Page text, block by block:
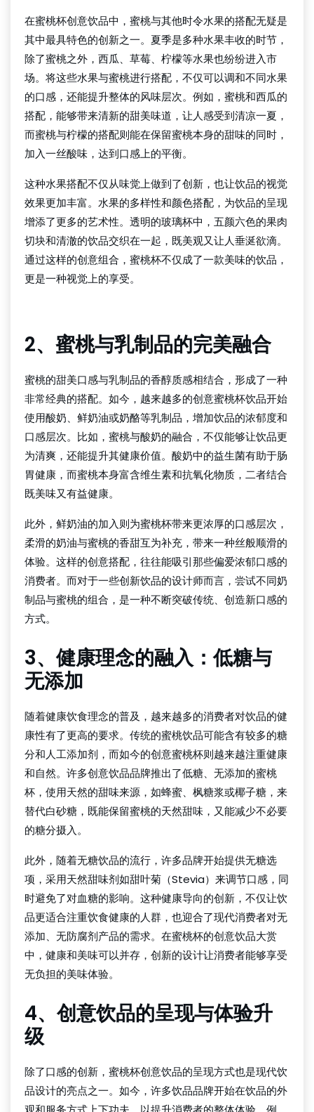
在蜜桃杯创意饮品中，蜜桃与其他时令水果的搭配无疑是
其中最具特色的创新之一。夏季是多种水果丰收的时节，
除了蜜桃之外，西瓜、草莓、柠檬等水果也纷纷进入市
场。将这些水果与蜜桃进行搭配，不仅可以调和不同水果
的口感，还能提升整体的风味层次。例如，蜜桃和西瓜的
搭配，能够带来清新的甜美味道，让人感受到清凉一夏，
而蜜桃与柠檬的搭配则能在保留蜜桃本身的甜味的同时，
加入一丝酸味，达到口感上的平衡。
这种水果搭配不仅从味觉上做到了创新，也让饮品的视觉
效果更加丰富。水果的多样性和颜色搭配，为饮品的呈现
增添了更多的艺术性。透明的玻璃杯中，五颜六色的果肉
切块和清澈的饮品交织在一起，既美观又让人垂涎欲滴。
通过这样的创意组合，蜜桃杯不仅成了一款美味的饮品，
更是一种视觉上的享受。
2、蜜桃与乳制品的完美融合
蜜桃的甜美口感与乳制品的香醇质感相结合，形成了一种
非常经典的搭配。如今，越来越多的创意蜜桃杯饮品开始
使用酸奶、鲜奶油或奶酪等乳制品，增加饮品的浓郁度和
口感层次。比如，蜜桃与酸奶的融合，不仅能够让饮品更
为清爽，还能提升其健康价值。酸奶中的益生菌有助于肠
胃健康，而蜜桃本身富含维生素和抗氧化物质，二者结合
既美味又有益健康。
此外，鲜奶油的加入则为蜜桃杯带来更浓厚的口感层次，
柔滑的奶油与蜜桃的香甜互为补充，带来一种丝般顺滑的
体验。这样的创意搭配，往往能吸引那些偏爱浓郁口感的
消费者。而对于一些创新饮品的设计师而言，尝试不同奶
制品与蜜桃的组合，是一种不断突破传统、创造新口感的
方式。
3、健康理念的融入：低糖与
无添加
随着健康饮食理念的普及，越来越多的消费者对饮品的健
康性有了更高的要求。传统的蜜桃饮品可能含有较多的糖
分和人工添加剂，而如今的创意蜜桃杯则越来越注重健康
和自然。许多创意饮品品牌推出了低糖、无添加的蜜桃
杯，使用天然的甜味来源，如蜂蜜、枫糖浆或椰子糖，来
替代白砂糖，既能保留蜜桃的天然甜味，又能减少不必要
的糖分摄入。
此外，随着无糖饮品的流行，许多品牌开始提供无糖选
项，采用天然甜味剂如甜叶菊（Stevia）来调节口感，同
时避免了对血糖的影响。这种健康导向的创新，不仅让饮
品更适合注重饮食健康的人群，也迎合了现代消费者对无
添加、无防腐剂产品的需求。在蜜桃杯的创意饮品大赏
中，健康和美味可以并存，创新的设计让消费者能够享受
无负担的美味体验。
4、创意饮品的呈现与体验升
级
除了口感的创新，蜜桃杯创意饮品的呈现方式也是现代饮
品设计的亮点之一。如今，许多饮品品牌开始在饮品的外